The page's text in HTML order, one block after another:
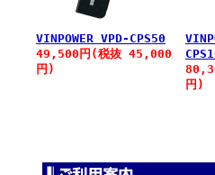
VINPOWER VPD-CPS50
49,500円(税抜 45,000
円)
円)